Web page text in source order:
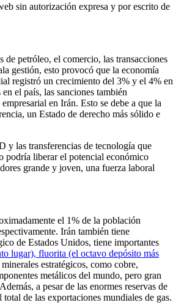
sin autorización expresa y por escrito de
petróleo, el comercio, las transacciones
gestión, esto provocó que la economía
registró un crecimiento del 3% y el 4% en
el país, las sanciones también
en Irán. Esto se debe a que la
un Estado de derecho más sólido e
y las transferencias de tecnología que
podría liberar el potencial económico
grande y joven, una fuerza laboral
el 1% de la población
Irán también tiene
de Estados Unidos, tiene importantes
lugar), fluorita (el octavo depósito más
estratégicos, como cobre,
metálicos del mundo, pero gran
a pesar de las enormes reservas de
total de las exportaciones mundiales de gas.